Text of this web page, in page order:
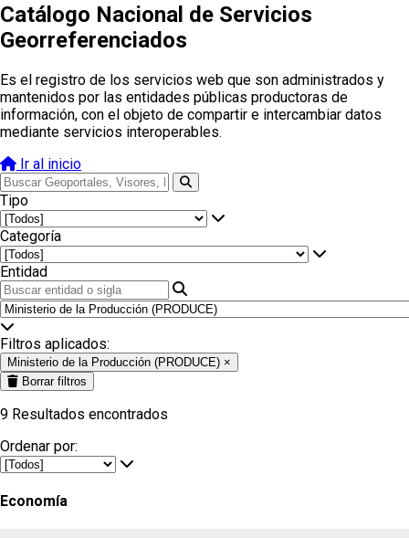
Catálogo Nacional de Servicios
Georreferenciados
Es el registro de los servicios web que son administrados y
mantenidos por las entidades públicas productoras de
información, con el objeto de compartir e intercambiar datos
mediante servicios interoperables.
Ir al inicio
Tipo
Categoría
Entidad
Filtros aplicados:
Ministerio de la Producción (PRODUCE) ×
Borrar filtros
9 Resultados encontrados
Ordenar por:
Economía